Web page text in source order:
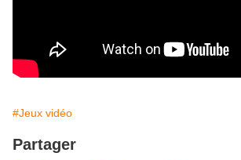
#Jeux vidéo
Partager